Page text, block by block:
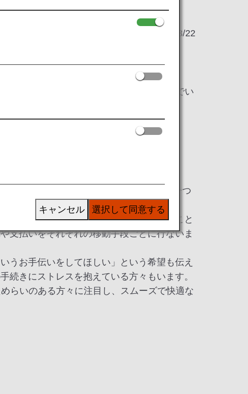
2022/03/22
方々に快適にストレスなく移動を楽しんでい
車、バス、タクシーなど）による移動を一つ
ぐということを意味します。
まで行ってタクシーで京都まで移動すること
支払いをそれぞれの移動手段ごとに行ないま
うお手伝いをしてほしい」という希望も伝え
続きにストレスを抱えている方々もいます。
らいのある方々に注目し、スムーズで快適な
選択して同意する
キャンセル